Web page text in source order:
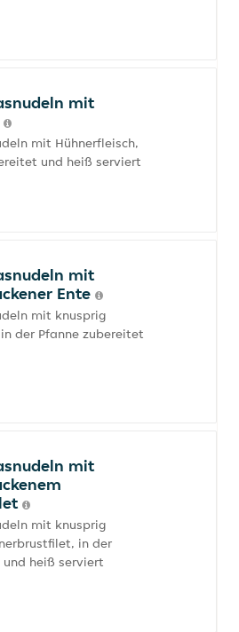
mit
mit Hühnerfleisch,
und heiß serviert
mit
Ente
mit knusprig
der Pfanne zubereitet
mit
mit knusprig
in der
heiß serviert